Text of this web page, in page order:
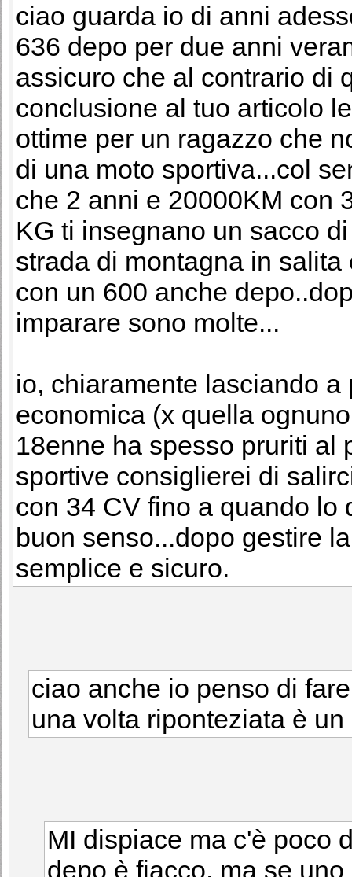
ciao guarda io di anni
636 depo per due anni
assicuro che al contrario di
conclusione al tuo articolo
ottime per un ragazzo che
di una moto sportiva...col
che 2 anni e 20000KM con
KG ti insegnano un sacco
strada di montagna in
con un 600 anche
imparare sono molte...
io, chiaramente lasciando a
economica (x quella
18enne ha spesso pruriti al
sportive consiglierei di
con 34 CV fino a quando
buon senso...dopo gestire
semplice e sicuro.
ciao anche io penso di
una volta riponteziata è
MI dispiace ma c'è poco
depo è fiacco, ma se